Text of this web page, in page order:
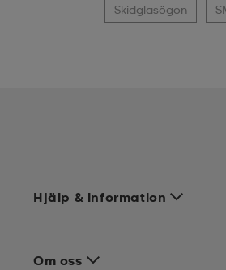
Skidglasögon
Hjälp & information
Om oss